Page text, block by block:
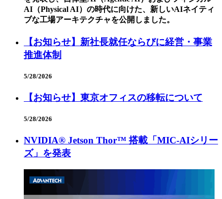
AI（Physical AI）の時代に向けた、新しいAIネイティ
ブな工場アーキテクチャを公開しました。
【お知らせ】新社長就任ならびに経営・事業
推進体制
5/28/2026
【お知らせ】東京オフィスの移転について
5/28/2026
NVIDIA® Jetson Thor™ 搭載「MIC‑AIシリー
ズ」を発表